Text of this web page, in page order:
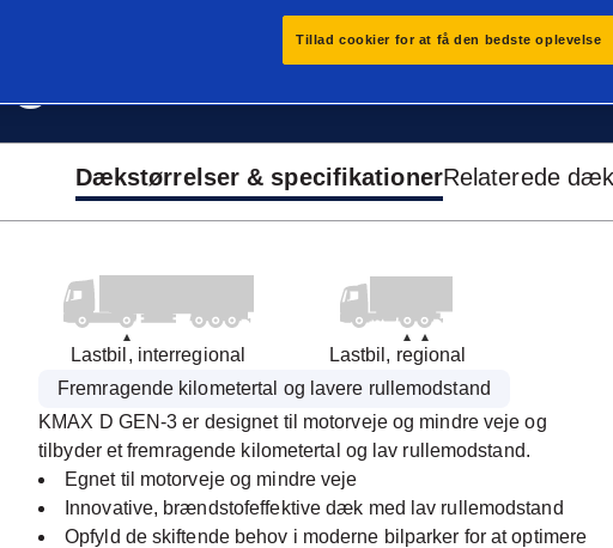
3
Dækstørrelser & specifikationerRelaterede
Lastbil, interregional
Lastbil, regional
Fremragende kilometertal og lavere rullemodstand
KMAX D GEN-3 er designet til motorveje og mindre veje og
tilbyder et fremragende kilometertal og lav rullemodstand.
Egnet til motorveje og mindre veje
Innovative, brændstofeffektive dæk med lav rullemodstand
Opfyld de skiftende behov i moderne bilparker for at optimere
Tillad cookier for at få den bedste oplevelse